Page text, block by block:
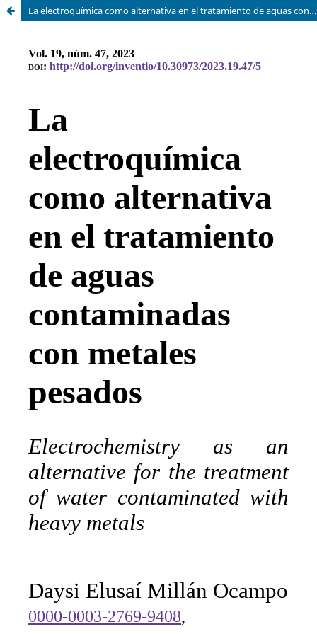
La electroquímica como alternativa en el tratamiento de aguas contaminadas con metales pesados